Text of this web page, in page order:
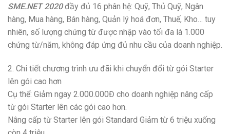
SME.NET 2020đầy đủ 16 phân hệ: Quỹ, Thủ Quỹ, Ngân
hàng, Mua hàng, Bán hàng, Quản lý hoá đơn, Thuế, Kho… tuy
nhiên, số lượng chứng từ được nhập vào tối đa là 1.000
chứng từ/năm, không đáp ứng đủ nhu cầu của doanh nghiệp.
2. Chi tiết chương trình ưu đãi khi chuyển đổi từ gói Starter
lên gói cao hơn
Cụ thể: Giảm ngay 2.000.000Đ cho doanh nghiệp nâng cấp
từ gói Starter lên các gói cao hơn.
Nâng cấp từ Starter lên gói Standard Giảm từ 6 triệu xuống